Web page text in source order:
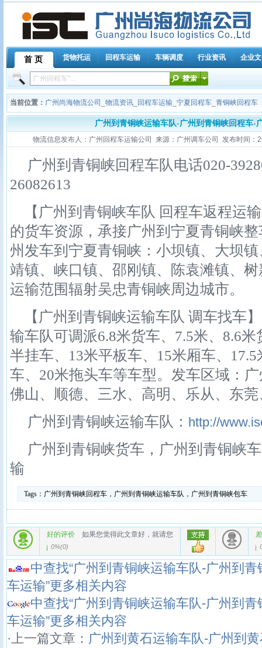
首 页 货物托运 回程车运输 车辆调度 行业资讯 企业
当前位置： 广州尚海物流公司 物流资讯 回程车运输 宁夏回程车 青铜峡回程车
广州到青铜峡运输车队-广州到青铜峡回程车-
物流信息发布人：广州回程车运输公司 来源：广州调车公司 发布时间：
广州到青铜峡回程车队电话020-
26082613
【广州到青铜峡车队 回程车返程运
的货车资源，承接广州到宁夏青铜峡
州发车到宁夏青铜峡：小坝镇、大坝
靖镇、峡口镇、邵刚镇、陈袁滩镇、
运输范围辐射吴忠青铜峡周边城市。
【广州到青铜峡运输车队 调车找车
输车队可调派6.8米货车、7.5米、8.6
半挂车、13米平板车、15米厢车、
车、20米拖头车等车型。发车区域：
佛山、顺德、三水、高明、乐从、东
广州到青铜峡运输车队： http://
广州到青铜峡货车，广州到青铜峡
输
Tags： 广州到青铜峡回程车，广州到青铜峡运输车队，广州到青铜峡包车
好的评价 如果您觉得此文章好，就请您
0%(0)
中查找“广州到青铜峡运输车队-广州到
车运输”更多相关内容
中查找“广州到青铜峡运输车队-广州到
车运输”更多相关内容
·上一篇文章： 广州到黄石运输车队-广州到